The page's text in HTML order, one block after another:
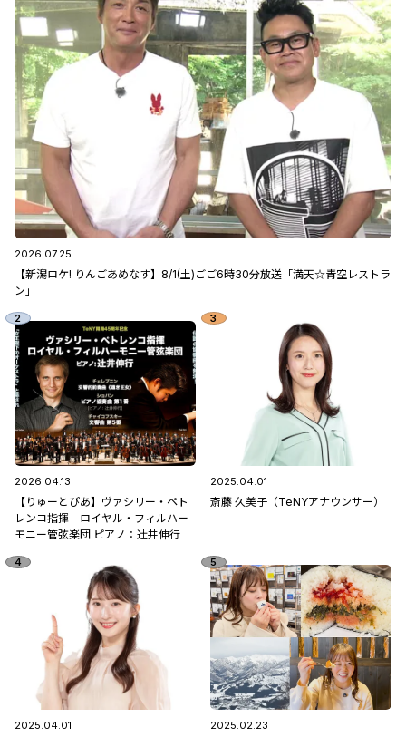
2026.07.25
【新潟ロケ! りんごあめなす】8/1(土)ごご6時30分放送「満天☆青空レストラ
ン」
2026.04.13
【りゅーとぴあ】ヴァシリー・ペト
レンコ指揮 ロイヤル・フィルハー
モニー管弦楽団 ピアノ：辻󠄀井伸行
2025.04.01
斎藤 久美子（TeNYアナウンサー）
2025.04.01 2025.02.23